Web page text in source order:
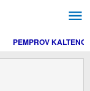
PEMPROV KALTENG